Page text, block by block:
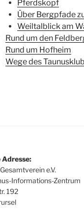
Pferdskopf
Über Bergpfade
Weiltalblick am
Rund um den
Rund um Hofheim
Wege des
Adresse:
e.V.
Informations-Zentrum
192